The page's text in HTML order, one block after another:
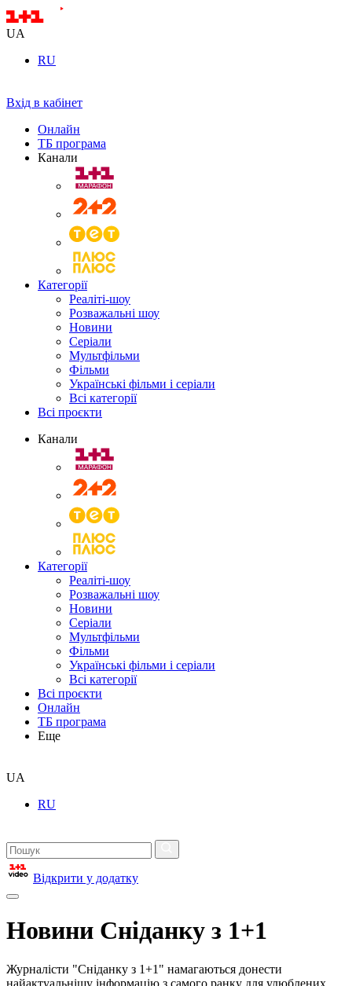
UA
RU
Вхід в кабінет
Онлайн
ТБ програма
Канали
Категорії
Реаліті-шоу
Розважальні шоу
Новини
Серіали
Мультфільми
Фільми
Українські фільми і серіали
Всі категорії
Всі проєкти
Канали
Категорії
Реаліті-шоу
Розважальні шоу
Новини
Серіали
Мультфільми
Фільми
Українські фільми і серіали
Всі категорії
Всі проєкти
Онлайн
ТБ програма
Еще
UA
RU
Відкрити у додатку
Новини Сніданку з 1+1
Журналісти "Сніданку з 1+1" намагаються донести
найактуальнішу інформацію з самого ранку для улюблених